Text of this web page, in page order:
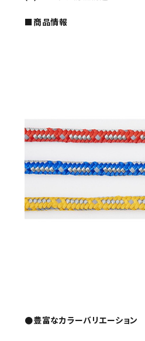
■商品情報
●豊富なカラーバリエーション